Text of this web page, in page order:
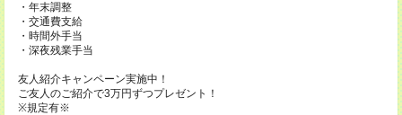
・年末調整
・交通費支給
・時間外手当
・深夜残業手当
友人紹介キャンペーン実施中！
ご友人のご紹介で3万円ずつプレゼント！
※規定有※